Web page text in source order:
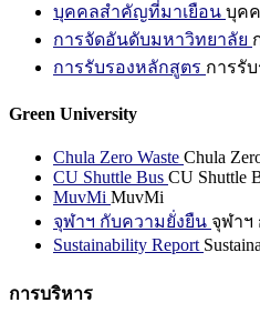
บุคคลสำคัญที่มาเยือน บุค
การจัดอันดับมหาวิทยาลัย
การรับรองหลักสูตร การรั
Green University
Chula Zero Waste Chula
CU Shuttle Bus CU Shuttle
MuvMi MuvMi
จุฬาฯ กับความยั่งยืน จุฬาฯ
Sustainability Report
การบริหาร